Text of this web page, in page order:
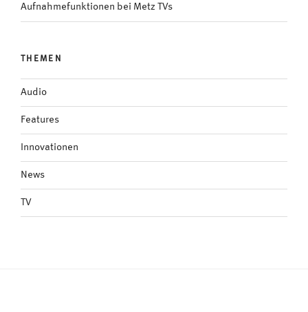
Aufnahmefunktionen bei Metz TVs
THEMEN
Audio
Features
Innovationen
News
TV